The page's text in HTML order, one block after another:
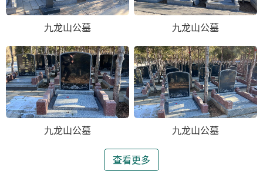
九龙山公墓 九龙山公墓
九龙山公墓 九龙山公墓
查看更多